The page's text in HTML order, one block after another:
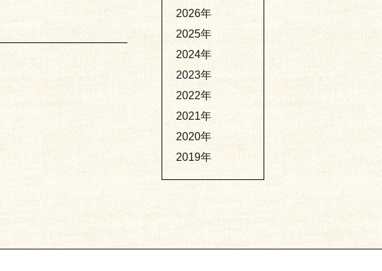
2026年
2025年
2024年
2023年
2022年
2021年
2020年
2019年